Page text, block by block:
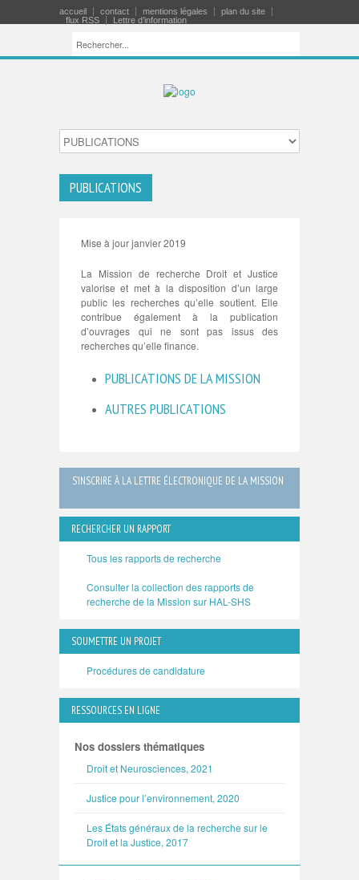
accueil contact mentions légales
plan du site
flux RSS
Lettre d’information
PUBLICATIONS
Mise à jour janvier 2019
La Mission de recherche Droit et Justice
valorise et met à la disposition d’un large
public les recherches qu’elle soutient. Elle
contribue également à la publication
d’ouvrages qui ne sont pas issus des
recherches qu’elle finance.
PUBLICATIONS DE LA MISSION
AUTRES PUBLICATIONS
S’INSCRIRE À LA LETTRE ÉLECTRONIQUE DE LA MISSION
RECHERCHER UN RAPPORT
Tous les rapports de recherche
Consulter la collection des rapports de
recherche de la Mission sur HAL-SHS
SOUMETTRE UN PROJET
Procédures de candidature
RESSOURCES EN LIGNE
Nos dossiers thématiques
Droit et Neurosciences, 2021
Justice pour l’environnement, 2020
Les États généraux de la recherche sur le
Droit et la Justice, 2017